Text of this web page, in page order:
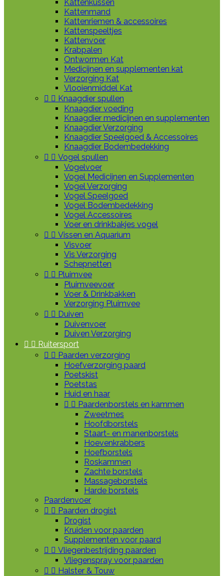
Kattenkussen
Kattenmand
Kattenriemen & accessoires
Kattenspeeltjes
Kattenvoer
Krabpalen
Ontwormen Kat
Medicijnen en supplementen kat
Verzorging Kat
Vlooienmiddel Kat
  Knaagdier spullen
Knaagdier voeding
Knaagdier medicijnen en supplementen
Knaagdier Verzorging
Knaagdier Speelgoed & Accessoires
Knaagdier Bodembedekking
  Vogel spullen
Vogelvoer
Vogel Medicijnen en Supplementen
Vogel Verzorging
Vogel Speelgoed
Vogel Bodembedekking
Vogel Accessoires
Voer en drinkbakjes vogel
  Vissen en Aquarium
Visvoer
Vis Verzorging
Schepnetten
  Pluimvee
Pluimveevoer
Voer & Drinkbakken
Verzorging Pluimvee
  Duiven
Duivenvoer
Duiven Verzorging
  Ruitersport
  Paarden verzorging
Hoefverzorging paard
Poetskist
Poetstas
Huid en haar
  Paardenborstels en kammen
Zweetmes
Hoofdborstels
Staart- en manenborstels
Hoevenkrabbers
Hoefborstels
Roskammen
Zachte borstels
Massageborstels
Harde borstels
Paardenvoer
  Paarden drogist
Drogist
Kruiden voor paarden
Supplementen voor paard
  Vliegenbestrijding paarden
Vliegenspray voor paarden
  Halster & Touw